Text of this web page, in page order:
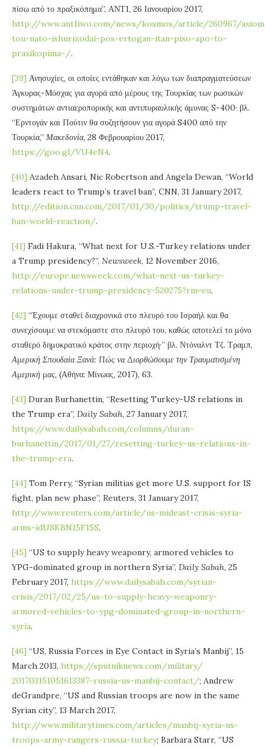
πίσω από το πραξικόπημα”, ΑΝΤ1, 26 Ιανουαρίου 2017,
http://www.ant1iwo.com/news/kosmos/article/260967/
tou-nato-ishurizodai-pos-ertogan-itan-piso-apo-to-
praxikopima-/.
[39] Ανησυχίες, οι οποίες εντάθηκαν και λόγω των διαπραγματεύσεων
Άγκυρας-Μόσχας για αγορά από μέρους της Τουρκίας των ρωσικών
συστημάτων αντιαεροπορικής και αντιπυραυλικής άμυνας S-400· βλ.
“Ερντογάν και Πούτιν θα συζητήσουν για αγορά S400 από την
Τουρκία,” Μακεδονία, 28 Φεβρουαρίου 2017,
https://goo.gl/VU4eN4.
[40] Azadeh Ansari, Nic Robertson and Angela Dewan, “World
leaders react to Trump’s travel ban”, CNN, 31 January 2017,
http://edition.cnn.com/2017/01/30/politics/trump-travel-
ban-world-reaction/.
[41] Fadi Hakura, “What next for U.S.-Turkey relations under
a Trump presidency?”, Newsweek, 12 November 2016,
http://europe.newsweek.com/what-next-us-turkey-
relations-under-trump-presidency-520275?rm=eu.
[42] “Έχουμε σταθεί διαχρονικά στο πλευρό του Ισραήλ και θα
συνεχίσουμε να στεκόμαστε στο πλευρό του, καθώς αποτελεί το μόνο
σταθερό δημοκρατικό κράτος στην περιοχή·” βλ. Ντόναλντ Τζ. Τραμπ,
Αμερική Σπουδαία Ξανά: Πώς να Διορθώσουμε την Τραυματισμένη
Αμερική μας, (Αθήνα: Μίνωας, 2017), 63.
[43] Duran Burhanettin, “Resetting Turkey-US relations in
the Trump era”, Daily Sabah, 27 January 2017,
https://www.dailysabah.com/columns/duran-
burhanettin/2017/01/27/resetting-turkey-us-relations-in-
the-trump-era.
[44] Tom Perry, “Syrian militias get more U.S. support for IS
fight, plan new phase”, Reuters, 31 January 2017,
http://www.reuters.com/article/us-mideast-crisis-syria-
arms-idUSKBN15F15S.
[45] “US to supply heavy weaponry, armored vehicles to
YPG-dominated group in northern Syria”, Daily Sabah, 25
February 2017, https://www.dailysabah.com/syrian-
crisis/2017/02/25/us-to-supply-heavy-weaponry-
armored-vehicles-to-ypg-dominated-group-in-northern-
syria.
[46] “US, Russia Forces in Eye Contact in Syria’s Manbij”, 15
March 2013, https://sputniknews.com/military/
201703151051613387-russia-us-manbij-contact/; Andrew
deGrandpre, “US and Russian troops are now in the same
Syrian city”, 13 March 2017,
http://www.militarytimes.com/articles/manbij-syria-us-
troops-army-rangers-russia-turkey; Barbara Starr, “US